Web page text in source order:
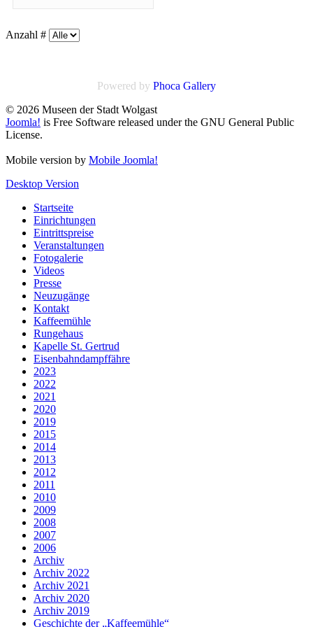
Anzahl #
Powered by Phoca Gallery
© 2026 Museen der Stadt Wolgast
Joomla! is Free Software released under the GNU General Public
License.
Mobile version by Mobile Joomla!
Desktop Version
Startseite
Einrichtungen
Eintrittspreise
Veranstaltungen
Fotogalerie
Videos
Presse
Neuzugänge
Kontakt
Kaffeemühle
Rungehaus
Kapelle St. Gertrud
Eisenbahndampffähre
2023
2022
2021
2020
2019
2015
2014
2013
2012
2011
2010
2009
2008
2007
2006
Archiv
Archiv 2022
Archiv 2021
Archiv 2020
Archiv 2019
Geschichte der „Kaffeemühle“